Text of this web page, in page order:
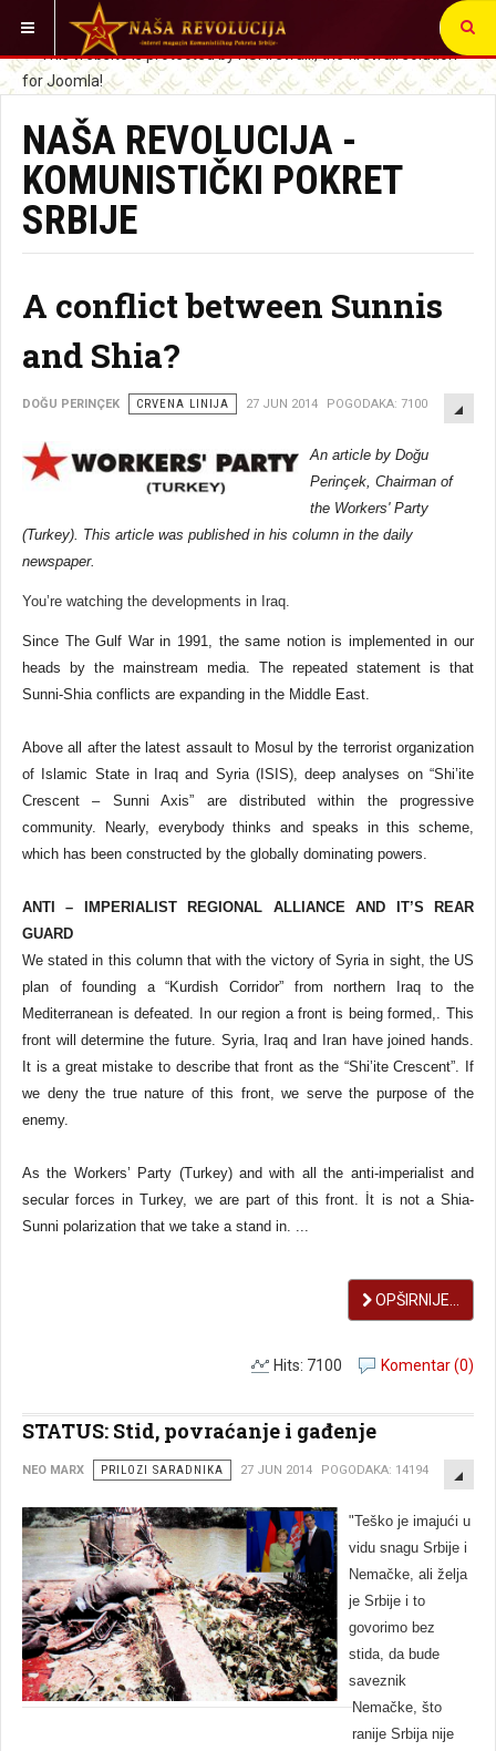
VI STE OVDE:
NAŠA REVOLUCIJA -
KOMUNISTIČKI POKRET
SRBIJE
A conflict between Sunnis
and Shia?
DOĞU PERINÇEK CRVENA LINIJA 27 JUN 2014 POGODAKA: 7100
An article by Doğu
Perinçek, Chairman of
the Workers' Party
(Turkey). This article was published in his column in the daily
newspaper.
You’re watching the developments in Iraq.
Since The Gulf War in 1991, the same notion is implemented in our
heads by the mainstream media. The repeated statement is that
Sunni-Shia conflicts are expanding in the Middle East.
Above all after the latest assault to Mosul by the terrorist organization
of Islamic State in Iraq and Syria (ISIS), deep analyses on “Shi’ite
Crescent – Sunni Axis” are distributed within the progressive
community. Nearly, everybody thinks and speaks in this scheme,
which has been constructed by the globally dominating powers.
ANTI – IMPERIALIST REGIONAL ALLIANCE AND IT’S REAR
GUARD
We stated in this column that with the victory of Syria in sight, the US
plan of founding a “Kurdish Corridor” from northern Iraq to the
Mediterranean is defeated. In our region a front is being formed,. This
front will determine the future. Syria, Iraq and Iran have joined hands.
It is a great mistake to describe that front as the “Shi’ite Crescent”. If
we deny the true nature of this front, we serve the purpose of the
enemy.
As the Workers’ Party (Turkey) and with all the anti-imperialist and
secular forces in Turkey, we are part of this front. İt is not a Shia-
Sunni polarization that we take a stand in. ...
OPŠIRNIJE...
Komentar (0)
Hits: 7100
STATUS: Stid, povraćanje i gađenje
NEO MARX PRILOZI SARADNIKA 27 JUN 2014 POGODAKA: 14194
"Teško je imajući u
vidu snagu Srbije i
Nemačke, ali želja
je Srbije i to
govorimo bez
stida, da bude
saveznik
Nemačke, što
ranije Srbija nije